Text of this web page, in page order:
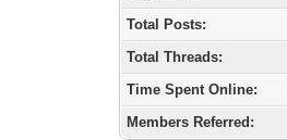
Total Posts:
Total Threads:
Time Spent Online:
Members Referred: